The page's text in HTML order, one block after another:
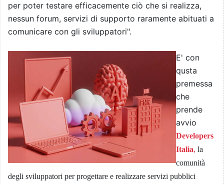
per poter testare efficacemente ciò che si realizza,
nessun forum, servizi di supporto raramente abituati a
comunicare con gli sviluppatori".
E' con
qusta
premessa
che
prende
avvio
Developers
Italia, la
comunità
degli sviluppatori per progettare e realizzare servizi pubblici